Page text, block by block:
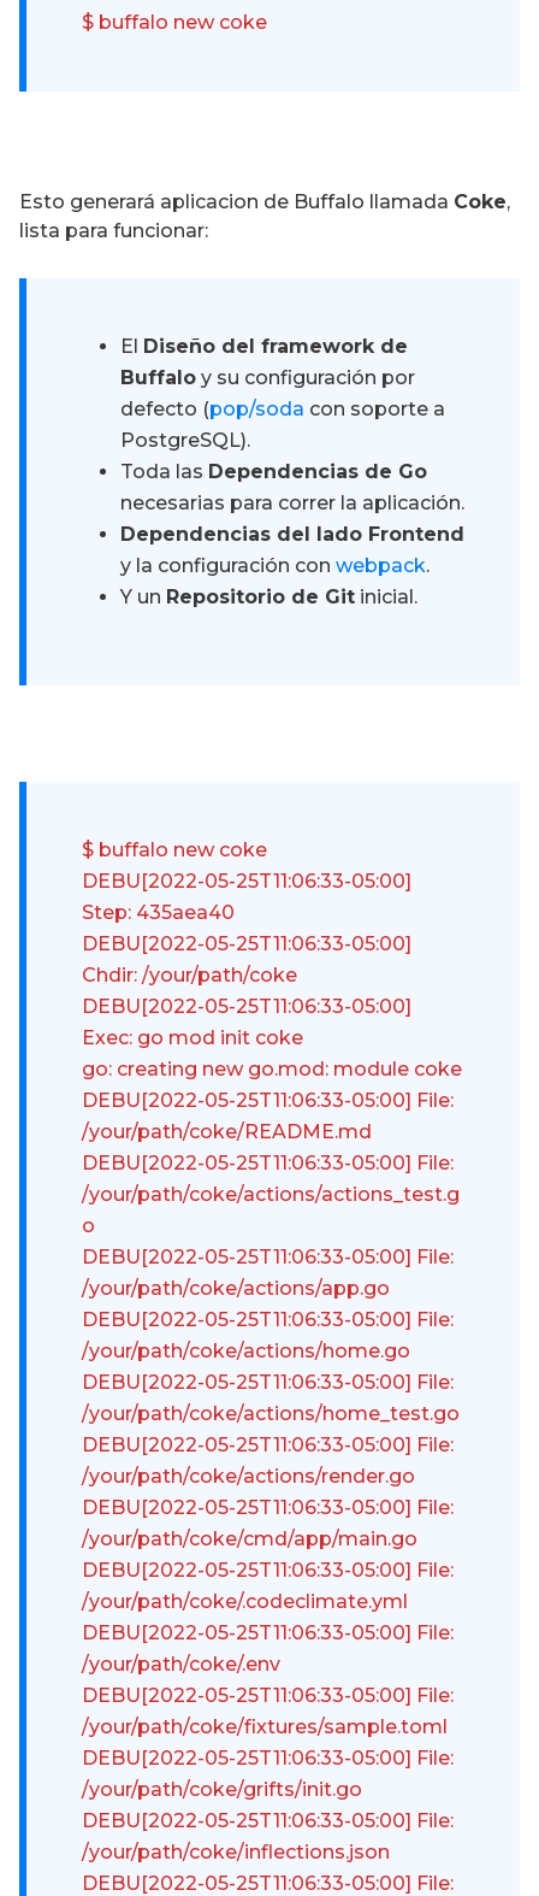
$ buffalo new coke
Esto generará aplicacion de Buffalo llamada Coke,
lista para funcionar:
El Diseño del framework de
Buffalo y su configuración por
defecto (pop/soda con soporte a
PostgreSQL).
Toda las Dependencias de Go
necesarias para correr la aplicación.
Dependencias del lado Frontend
y la configuración con webpack.
Y un Repositorio de Git inicial.
$ buffalo new coke
DEBU[2022-05-25T11:06:33-05:00]
Step: 435aea40
DEBU[2022-05-25T11:06:33-05:00]
Chdir: /your/path/coke
DEBU[2022-05-25T11:06:33-05:00]
Exec: go mod init coke
go: creating new go.mod: module coke
DEBU[2022-05-25T11:06:33-05:00] File:
/your/path/coke/README.md
DEBU[2022-05-25T11:06:33-05:00] File:
/your/path/coke/actions/actions_test.g
o
DEBU[2022-05-25T11:06:33-05:00] File:
/your/path/coke/actions/app.go
DEBU[2022-05-25T11:06:33-05:00] File:
/your/path/coke/actions/home.go
DEBU[2022-05-25T11:06:33-05:00] File:
/your/path/coke/actions/home_test.go
DEBU[2022-05-25T11:06:33-05:00] File:
/your/path/coke/actions/render.go
DEBU[2022-05-25T11:06:33-05:00] File:
/your/path/coke/cmd/app/main.go
DEBU[2022-05-25T11:06:33-05:00] File:
/your/path/coke/.codeclimate.yml
DEBU[2022-05-25T11:06:33-05:00] File:
/your/path/coke/.env
DEBU[2022-05-25T11:06:33-05:00] File:
/your/path/coke/fixtures/sample.toml
DEBU[2022-05-25T11:06:33-05:00] File:
/your/path/coke/grifts/init.go
DEBU[2022-05-25T11:06:33-05:00] File:
/your/path/coke/inflections.json
DEBU[2022-05-25T11:06:33-05:00] File: